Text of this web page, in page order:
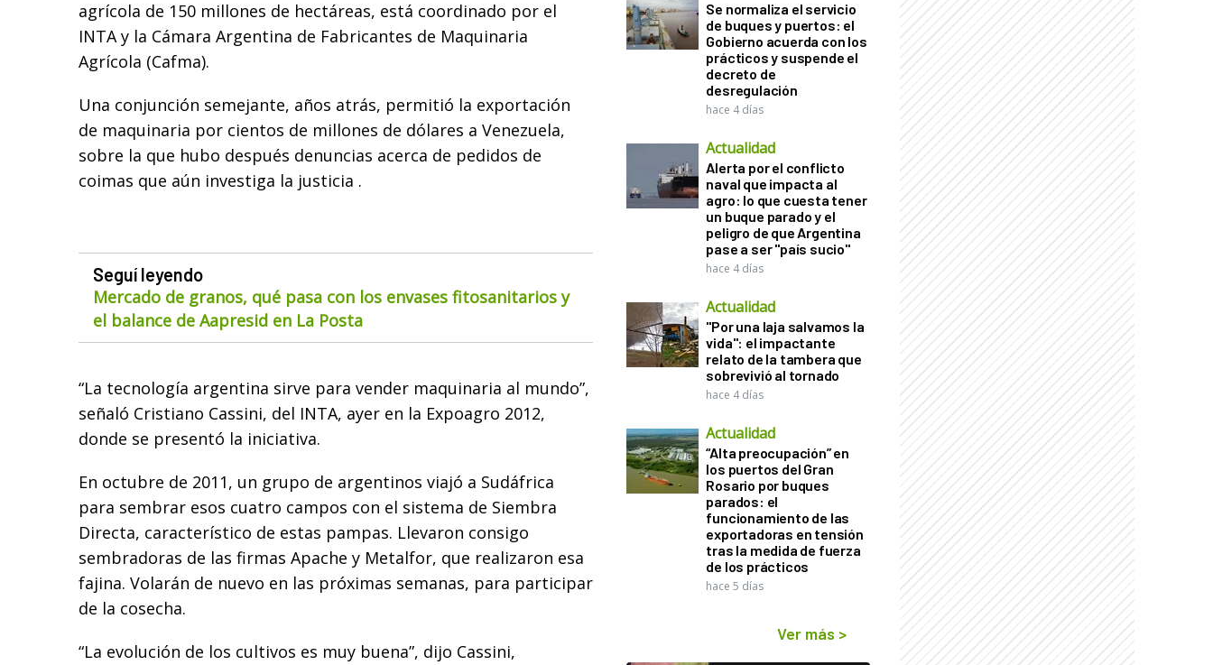
agrícola de 150 millones de hectáreas, está coordinado por el
INTA y la Cámara Argentina de Fabricantes de Maquinaria
Agrícola (Cafma).
Una conjunción semejante, años atrás, permitió la exportación
de maquinaria por cientos de millones de dólares a Venezuela,
sobre la que hubo después denuncias acerca de pedidos de
coimas que aún investiga la justicia .
Seguí leyendo
Mercado de granos, qué pasa con los envases fitosanitarios y
el balance de Aapresid en La Posta
“La tecnología argentina sirve para vender maquinaria al mundo”,
señaló Cristiano Cassini, del INTA, ayer en la Expoagro 2012,
donde se presentó la iniciativa.
En octubre de 2011, un grupo de argentinos viajó a Sudáfrica
para sembrar esos cuatro campos con el sistema de Siembra
Directa, característico de estas pampas. Llevaron consigo
sembradoras de las firmas Apache y Metalfor, que realizaron esa
fajina. Volarán de nuevo en las próximas semanas, para participar
de la cosecha.
“La evolución de los cultivos es muy buena”, dijo Cassini,
Se normaliza el servicio
de buques y puertos: el
Gobierno acuerda con los
prácticos y suspende el
decreto de
desregulación
hace 4 días
Actualidad
Alerta por el conflicto
naval que impacta al
agro: lo que cuesta tener
un buque parado y el
peligro de que Argentina
pase a ser "país sucio"
hace 4 días
Actualidad
"Por una laja salvamos la
vida": el impactante
relato de la tambera que
sobrevivió al tornado
hace 4 días
Actualidad
“Alta preocupación” en
los puertos del Gran
Rosario por buques
parados: el
funcionamiento de las
exportadoras en tensión
tras la medida de fuerza
de los prácticos
hace 5 días
Ver más >